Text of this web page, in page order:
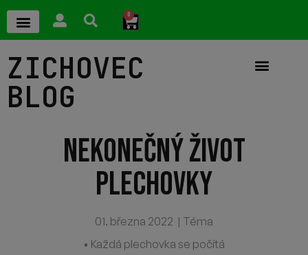
ZICHOVEC
BLOG
NEKONEČNÝ ŽIVOT
PLECHOVKY
• Každá plechovka se počítá